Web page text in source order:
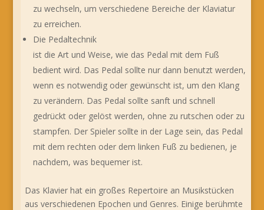
zu wechseln, um verschiedene Bereiche der Klaviatur
zu erreichen.
Die Pedaltechnik
ist die Art und Weise, wie das Pedal mit dem Fuß
bedient wird. Das Pedal sollte nur dann benutzt werden,
wenn es notwendig oder gewünscht ist, um den Klang
zu verändern. Das Pedal sollte sanft und schnell
gedrückt oder gelöst werden, ohne zu rutschen oder zu
stampfen. Der Spieler sollte in der Lage sein, das Pedal
mit dem rechten oder dem linken Fuß zu bedienen, je
nachdem, was bequemer ist.
Das Klavier hat ein großes Repertoire an Musikstücken
aus verschiedenen Epochen und Genres. Einige berühmte